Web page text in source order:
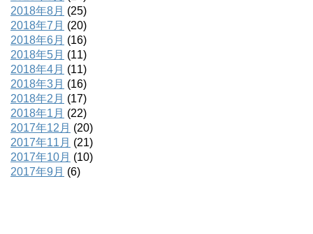
2018年8月 (25)
2018年7月 (20)
2018年6月 (16)
2018年5月 (11)
2018年4月 (11)
2018年3月 (16)
2018年2月 (17)
2018年1月 (22)
2017年12月 (20)
2017年11月 (21)
2017年10月 (10)
2017年9月 (6)